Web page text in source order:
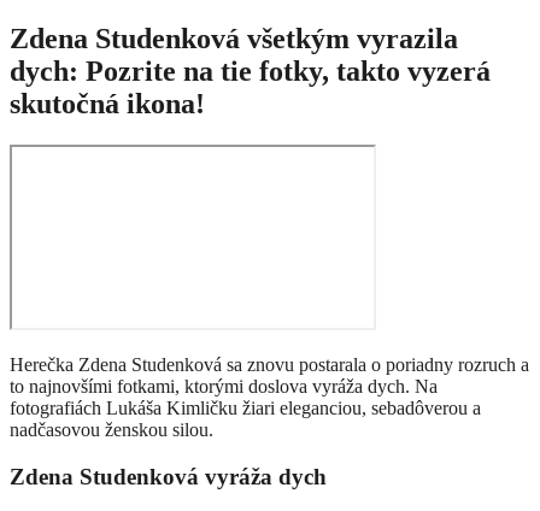
Zdena Studenková všetkým vyrazila
dych: Pozrite na tie fotky, takto vyzerá
skutočná ikona!
Herečka Zdena Studenková sa znovu postarala o poriadny rozruch a
to najnovšími fotkami, ktorými doslova vyráža dych. Na
fotografiách Lukáša Kimličku žiari eleganciou, sebadôverou a
nadčasovou ženskou silou.
Zdena Studenková vyráža dych